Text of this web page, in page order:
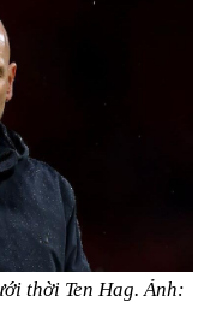
thời Ten Hag. Ảnh: